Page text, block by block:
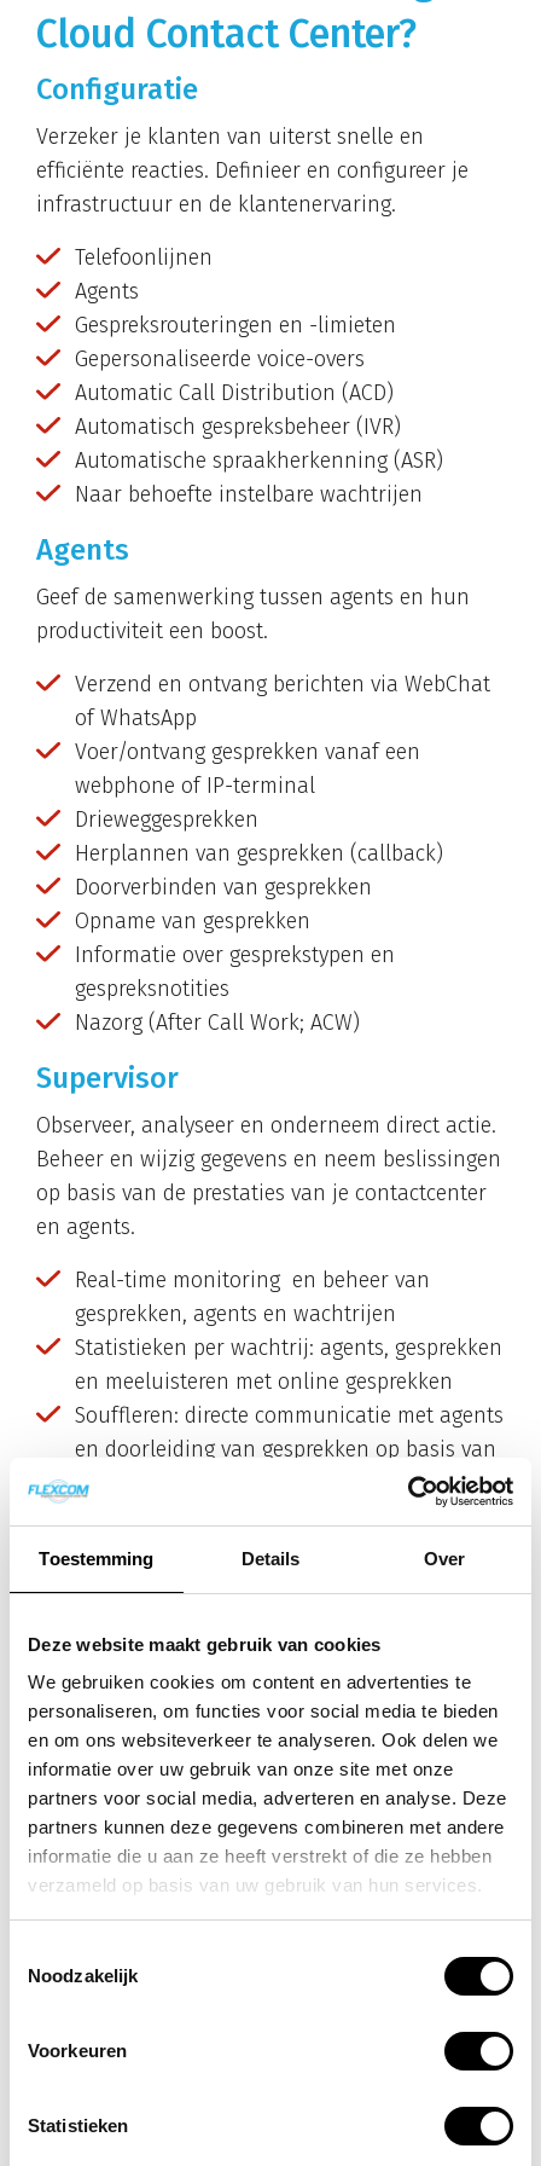
Toestemming Details Over
Deze website maakt gebruik van cookies
We gebruiken cookies om content en advertenties te
personaliseren, om functies voor social media te bieden
en om ons websiteverkeer te analyseren. Ook delen we
informatie over uw gebruik van onze site met onze
partners voor social media, adverteren en analyse. Deze
partners kunnen deze gegevens combineren met andere
informatie die u aan ze heeft verstrekt of die ze hebben
verzameld op basis van uw gebruik van hun services.
Noodzakelijk
Voorkeuren
Statistieken
Cloud Contact Center?
Configuratie
Verzeker je klanten van uiterst snelle en
efficiënte reacties. Definieer en configureer je
infrastructuur en de klantenervaring.
Telefoonlijnen
Agents
Gespreksrouteringen en -limieten
Gepersonaliseerde voice-overs
Automatic Call Distribution (ACD)
Automatisch gespreksbeheer (IVR)
Automatische spraakherkenning (ASR)
Naar behoefte instelbare wachtrijen
Agents
Geef de samenwerking tussen agents en hun
productiviteit een boost.
Verzend en ontvang berichten via WebChat
of WhatsApp
Voer/ontvang gesprekken vanaf een
webphone of IP-terminal
Drieweggesprekken
Herplannen van gesprekken (callback)
Doorverbinden van gesprekken
Opname van gesprekken
Informatie over gesprekstypen en
gespreksnotities
Nazorg (After Call Work; ACW)
Supervisor
Observeer, analyseer en onderneem direct actie.
Beheer en wijzig gegevens en neem beslissingen
op basis van de prestaties van je contactcenter
en agents.
Real-time monitoring en beheer van
gesprekken, agents en wachtrijen
Statistieken per wachtrij: agents, gesprekken
en meeluisteren met online gesprekken
Souffleren: directe communicatie met agents
en doorleiding van gesprekken op basis van
de werklast, werkverdeling enzovoort
Statistieken
Raadpleeg alle informatie die verband houdt
met gesprekken, vraag een gesprekshistorie op,
download gespreksopnamen en speel die af.
Rapportage per dienst of agent
Informatie over beheerde gesprekken
Rapport met onderzoeksresultaten
Eenvoudig rapportbeheer
Gespreksopnamen downloaden en
Informatie over gesprekstypen en
Mogelijkheden voor het exporteren van data